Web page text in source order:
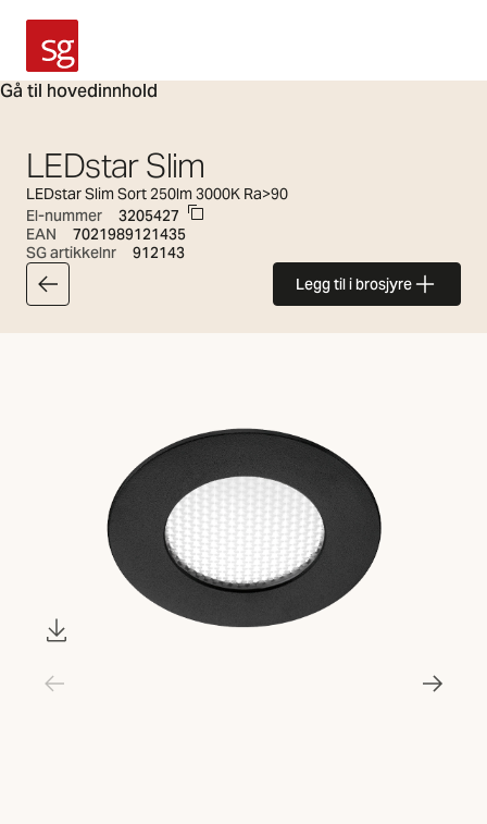
Gå til hovedinnhold
SG Armaturen
LEDstar Slim
LEDstar Slim Sort 250lm 3000K Ra>90
El-nummer
3205427
EAN
7021989121435
SG artikkelnr
912143
Tilbake til artikkellisten Legg til i brosjyre